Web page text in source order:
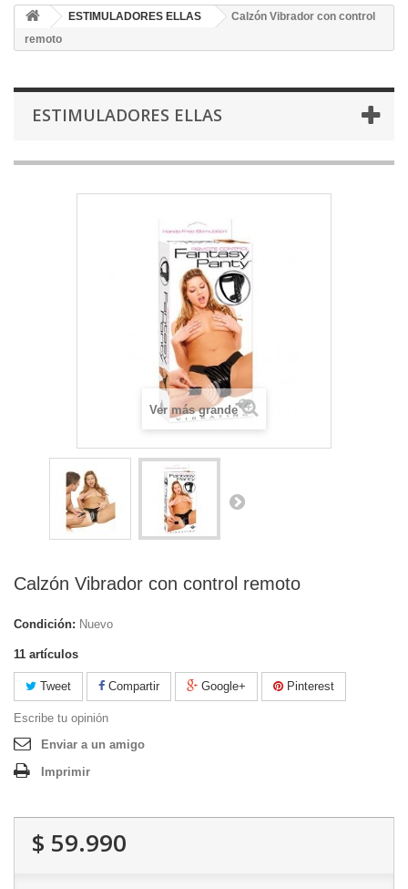
ESTIMULADORES ELLAS
Calzón Vibrador con control
remoto
ESTIMULADORES ELLAS
Ver más grande
Calzón Vibrador con control remoto
Condición: Nuevo
11 artículos
Tweet Compartir Google+ Pinterest
Escribe tu opinión
Enviar a un amigo
Imprimir
$ 59.990